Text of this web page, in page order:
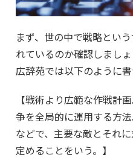
まず、世の中で戦略とい
れているのか確認しましょ
広辞苑では以下のように書
【戦術より広範な作戦計
争を全局的に運用する方
などで、主要な敵とそれ
定めることをいう。】